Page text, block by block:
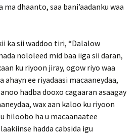
ma dhaanto, saa bani’aadanku waa
ka sii waddoo tiri, “Dalalow
nololeed mid baa iiga sii daran,
ku riyoon jiray, ogow riyo waa
ahayn ee riyadaasi macaaneydaa,
hadba dooxo cagaaran asaagay
wax aan kaloo ku riyoon
hiloobo ha u macaanaatee
hadda cabsida igu